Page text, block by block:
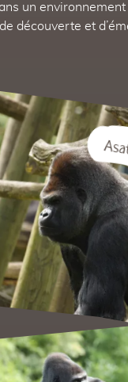
un environnement
découverte et